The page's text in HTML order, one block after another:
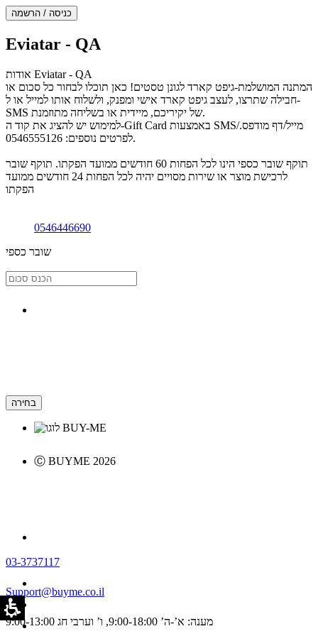
תפריט
עליון
דלג
מעל
תפריט
עליון
כניסה / הרשמה
אזור
תפריט
Eviatar - QA
אודות Eviatar - QA
המתנה המושלמת-גיפט קארד לגונן טסטים! כאן תוכלו לבחור כל סכום או
חבילה שתרצו, לעצב גיפט קארד אישי ומפנק, ולשלוח אותו למייל או ל-
SMS של יקיריכם, מיידית או בשליחה מתוזמנת.
למימוש יש להציג את קוד ה-Gift Card באמצעות SMS/מייל/דף מודפס.
לפרטים נוספים: 0546555126.
תוקף שובר כספי הינו לכל הפחות 60 חודשים ממועד הפקתו. תוקף שובר
לרכישת מוצר או שירות מסויים יהיה לכל הפחות 24 חודשים ממועד
הפקתו
0546446690
שובר כספי
בחירה
Ⓒ BUYME 2026
03-3737117
Support@buyme.co.il
מענה: א’-ה’ 9:00-18:00, ו’ וערבי חג 9:00-13:00